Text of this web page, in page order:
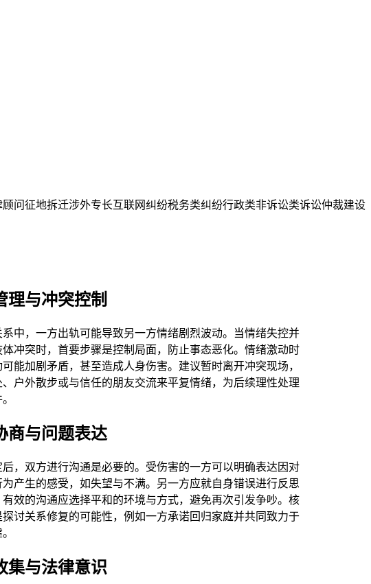
问征地拆迁涉外专长互联网纠纷税务类纠纷行政类非诉讼类诉讼仲裁建设
理与冲突控制
中，一方出轨可能导致另一方情绪剧烈波动。当情绪失控并
冲突时，首要步骤是控制局面，防止事态恶化。情绪激动时
能加剧矛盾，甚至造成人身伤害。建议暂时离开冲突现场，
户外散步或与信任的朋友交流来平复情绪，为后续理性处理
商与问题表达
，双方进行沟通是必要的。受伤害的一方可以明确表达因对
为产生的感受，如失望与不满。另一方应就自身错误进行反思
有效的沟通应选择平和的环境与方式，避免再次引发争吵。核
讨关系修复的可能性，例如一方承诺回归家庭并共同致力于
集与法律意识